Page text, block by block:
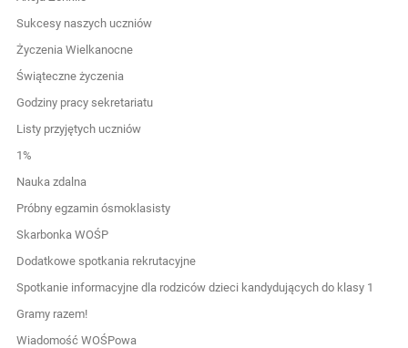
Sukcesy naszych uczniów
Życzenia Wielkanocne
Świąteczne życzenia
Godziny pracy sekretariatu
Listy przyjętych uczniów
1%
Nauka zdalna
Próbny egzamin ósmoklasisty
Skarbonka WOŚP
Dodatkowe spotkania rekrutacyjne
Spotkanie informacyjne dla rodziców dzieci kandydujących do klasy 1
Gramy razem!
Wiadomość WOŚPowa